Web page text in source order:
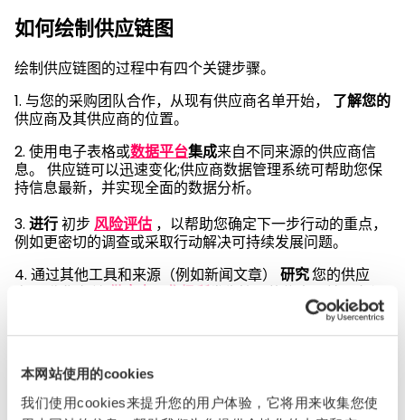
本网站使用的cookies
我们使用cookies来提升您的用户体验，它将用来收集您使
如何绘制供应链图
绘制供应链图的过程中有四个关键步骤。
1. 与您的采购团队合作，从现有供应商名单开始， 了解您的
供应商及其供应商的位置。
2. 使用电子表格或数据平台集成来自不同来源的供应商信
息。 供应链可以迅速变化;供应商数据管理系统可帮助您保
持信息最新，并实现全面的数据分析。
3. 进行初步 风险评估 ，以帮助您确定下一步行动的重点，
例如更密切的调查或采取行动解决可持续发展问题。
4. 通过其他工具和来源（例如新闻文章） 研究您的供应
商。 收集有关 供应商工作场所 发生情况的信息，并研究与
集有关其供应商的信息，以及使用公开可用的进出口数据来
查看某些材料可能来自何处。
随着供应链的发展，继续映射过程 – 您拥有的信息越多，